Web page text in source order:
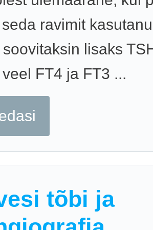
ravimit
lisaks
FT4 ja FT3 ...
tõbi ja